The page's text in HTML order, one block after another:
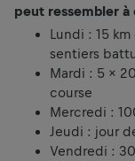
peut ressembler à
Lundi : 15
sentiers
Mardi : 5 x
course
Mercredi :
Jeudi : jour
Vendredi :